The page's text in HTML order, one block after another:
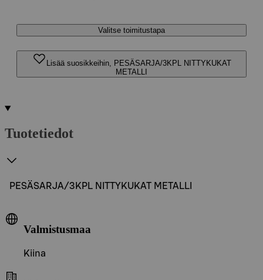
Valitse toimitustapa
Lisää suosikkeihin, PESÄSARJA/3KPL NITTYKUKAT
METALLI
Tuotetiedot
PESÄSARJA/3KPL NITTYKUKAT METALLI
Valmistusmaa
Kiina